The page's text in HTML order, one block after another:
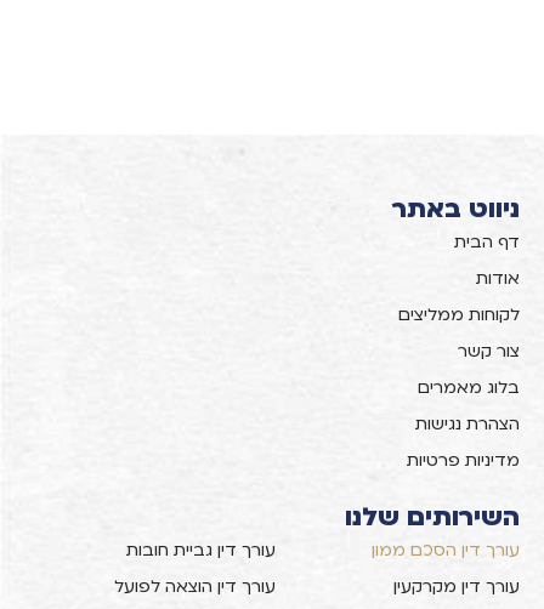
ניווט באתר
דף הבית
אודות
לקוחות ממליצים
צור קשר
בלוג מאמרים
הצהרת נגישות
מדיניות פרטיות
השירותים שלנו
עורך דין הסכם ממון
עורך דין גביית חובות
עורך דין מקרקעין
עורך דין הוצאה לפועל